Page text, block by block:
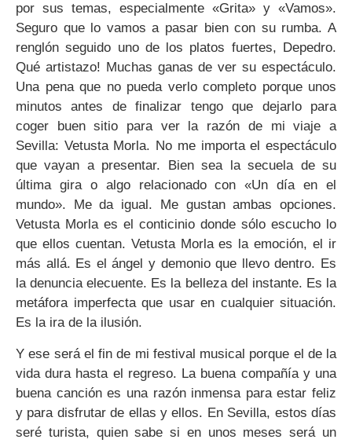
por sus temas, especialmente «Grita» y «Vamos».
Seguro que lo vamos a pasar bien con su rumba. A
renglón seguido uno de los platos fuertes, Depedro.
Qué artistazo! Muchas ganas de ver su espectáculo.
Una pena que no pueda verlo completo porque unos
minutos antes de finalizar tengo que dejarlo para
coger buen sitio para ver la razón de mi viaje a
Sevilla: Vetusta Morla. No me importa el espectáculo
que vayan a presentar. Bien sea la secuela de su
última gira o algo relacionado con «Un día en el
mundo». Me da igual. Me gustan ambas opciones.
Vetusta Morla es el conticinio donde sólo escucho lo
que ellos cuentan. Vetusta Morla es la emoción, el ir
más allá. Es el ángel y demonio que llevo dentro. Es
la denuncia elecuente. Es la belleza del instante. Es la
metáfora imperfecta que usar en cualquier situación.
Es la ira de la ilusión.
Y ese será el fin de mi festival musical porque el de la
vida dura hasta el regreso. La buena compañía y una
buena canción es una razón inmensa para estar feliz
y para disfrutar de ellas y ellos. En Sevilla, estos días
seré turista, quien sabe si en unos meses será un